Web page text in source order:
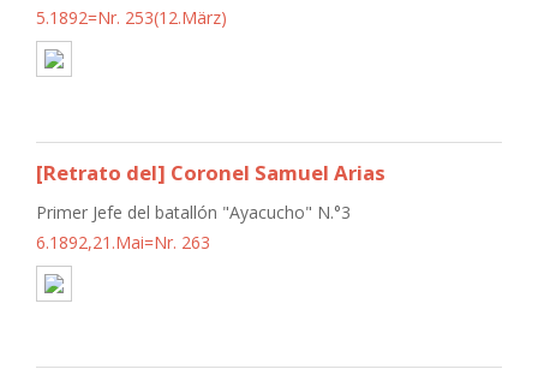
5.1892=Nr. 253(12.März)
[Retrato del] Coronel Samuel Arias
Primer Jefe del batallón "Ayacucho" N.°3
6.1892,21.Mai=Nr. 263